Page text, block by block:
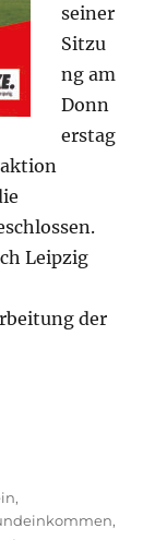
seiner
Sitzu
ng am
Donn
erstag
Leipzig
der
kritisch in
,
,